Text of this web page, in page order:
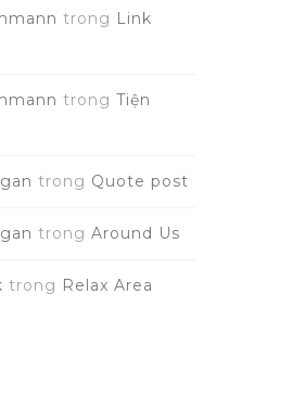
trong Link
trong Tiện
trong Quote post
trong Around Us
trong Relax Area